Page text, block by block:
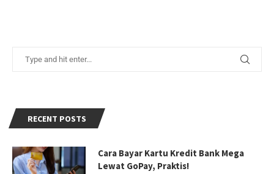
RECENT POSTS
Cara Bayar Kartu Kredit Bank Mega
Lewat GoPay, Praktis!